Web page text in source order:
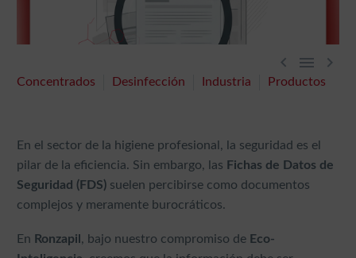
  
Concentrados Desinfección Industria Productos
En el sector de la higiene profesional, la seguridad es el
pilar de la eficiencia. Sin embargo, las Fichas de Datos de
Seguridad (FDS) suelen percibirse como documentos
complejos y meramente burocráticos.
En Ronzapil, bajo nuestro compromiso de Eco-